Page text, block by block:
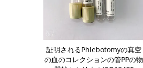
証明されるPhlebotomyの真空
の血のコレクションの管PPの物